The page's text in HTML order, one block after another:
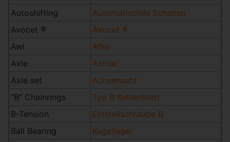
Autoshifting
Automatisches Schalten
Avocet ®
Avocet ®
Awl
Ahle
Axle
Achse
Axle set
Achsensatz
"B" Chainrings
Typ B Kettenblatt
B-Tension
Einstellschraube B
Ball Bearing
Kugellager